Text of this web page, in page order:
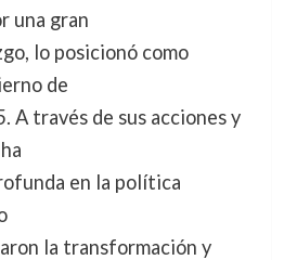
una gran
lo posicionó como
de
A través de sus acciones y
en la política
la transformación y